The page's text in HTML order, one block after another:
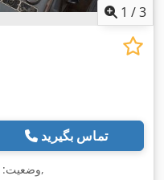
1 /3
تماس بگیرید
وضعیت:,